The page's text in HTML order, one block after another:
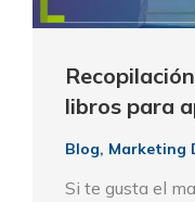
libros para
Blog, Marketing
Si te gusta el